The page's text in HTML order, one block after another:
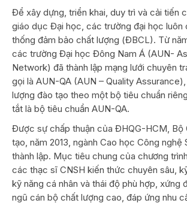
Để xây dựng, triển khai, duy trì và cải tiến
giáo dục Đại học, các trường đại học luôn
thống đảm bảo chất lượng (ĐBCL). Từ
các trường Đại học Đông Nam Á (AUN-
Network) đã thành lập mạng lưới chuyên
gọi là AUN-QA (AUN – Quality
lượng đào tạo theo một bộ tiêu chuẩn
tắt là bộ tiêu chuẩn AUN-QA.
Được sự chấp thuận của ĐHQG-HCM, Bộ
tạo, năm 2013, ngành Cao học Công nghệ
thành lập. Mục tiêu chung của chương
các thạc sĩ CNSH kiến thức chuyên sâu,
kỹ năng cá nhân và thái độ phù hợp, xứng
ngũ cán bộ chất lượng cao, đáp ứng nhu